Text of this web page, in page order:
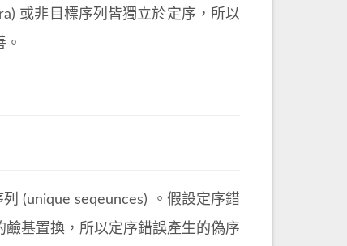
或非目標序列皆獨立於定序，所以
(unique seqeunces) 。假設定序錯
基置換，所以定序錯誤產生的偽序